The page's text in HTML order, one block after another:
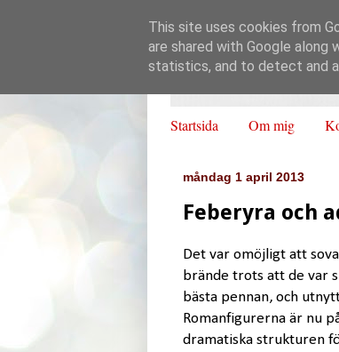
Startsida Om mig
måndag 1 april 2013
Feberyra och
Det var omöjligt att
brände trots att de var
bästa pennan, och
Romanfigurerna är nu
dramatiska strukturen
This site uses cookies from
are shared with Google
statistics, and to detect and